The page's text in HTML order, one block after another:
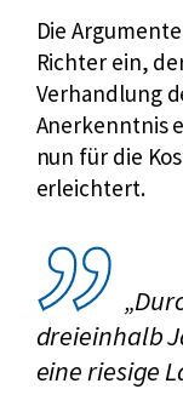
Die
Richter ein,
Verhandlung
Anerkenntnis
nun für die
erleichtert.
dreieinhalb
eine riesige